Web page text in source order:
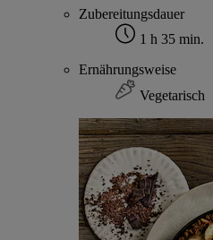
Zubereitungsdauer
1 h 35 min.
Ernährungsweise
Vegetarisch